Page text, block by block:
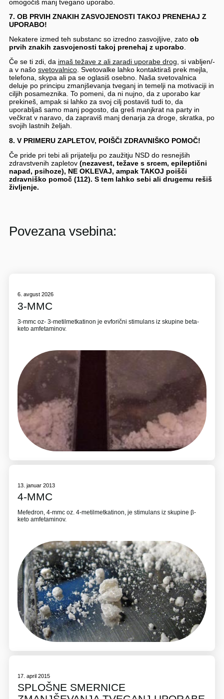
omogočiš manj tvegano uporabo.
7. OB PRVIH ZNAKIH ZASVOJENOSTI TAKOJ PRENEHAJ Z
UPORABO!
Nekatere izmed teh substanc so izredno zasvojljive, zato ob
prvih znakih zasvojenosti takoj prenehaj z uporabo.
Če se ti zdi, da imaš težave z ali zaradi uporabe drog, si vabljen/-
a v našo svetovalnico. Svetovalke lahko kontaktiraš prek mejla,
telefona, skypa ali pa se oglasiš osebno. Naša svetovalnica
deluje po principu zmanjševanja tveganj in temelji na motivaciji in
ciljih posameznika. To pomeni, da ni nujno, da z uporabo kar
prekineš, ampak si lahko za svoj cilj postaviš tudi to, da
uporabljaš samo manj pogosto, da greš manjkrat na party in
večkrat v naravo, da zapraviš manj denarja za droge, skratka, po
svojih lastnih željah.
8. V PRIMERU ZAPLETOV, POIŠČI ZDRAVNIŠKO POMOČ!
Če pride pri tebi ali prijatelju po zaužitju NSD do resnejših
zdravstvenih zapletov(nezavest, težave s srcem, epileptični
napad, psihoze), NE OKLEVAJ, ampak TAKOJ poišči
zdravniško pomoč (112). S tem lahko sebi ali drugemu rešiš
življenje.
Povezana vsebina:
6. avgust 2026
3-MMC
3-mmc oz- 3-metilmetkatinon je evforični stimulans iz skupine beta-
keto amfetaminov.
13. januar 2013
4-MMC
Mefedron, 4-mmc oz. 4-metilmetkatinon, je stimulans iz skupine β-
keto amfetaminov.
17. april 2015
SPLOŠNE SMERNICE